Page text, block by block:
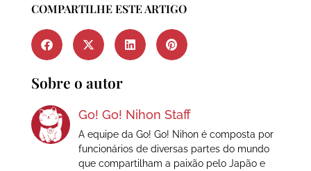
COMPARTILHE ESTE ARTIGO
Sobre o autor
Go! Go! Nihon Staff
A equipe da Go! Go! Nihon é composta por
funcionários de diversas partes do mundo
que compartilham a paixão pelo Japão e